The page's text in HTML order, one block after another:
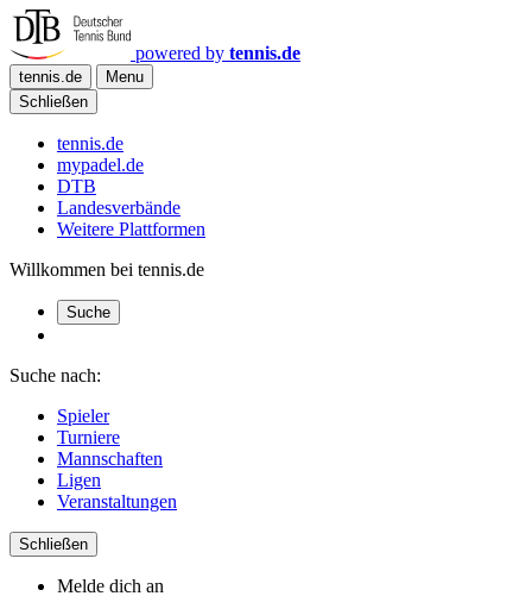
powered by tennis.de
tennis.de
Menu
Schließen
tennis.de
mypadel.de
DTB
Landesverbände
Weitere Plattformen
Willkommen bei tennis.de
Suche
Suche nach:
Spieler
Turniere
Mannschaften
Ligen
Veranstaltungen
Schließen
Melde dich an